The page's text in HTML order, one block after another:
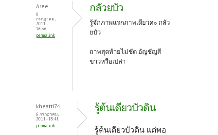
Aree
6
กรกฎาคม,
2011 -
16:36
permalink
กลัวยบัว
รู้จักภาพแรกภาพเดียวค่ะ กลัว
ยบัว
ถาพสุดท้ายไม่ชัด อัญชัญสี
ขาวหรือเปล่า
kheatti74
6 กรกฎาคม,
2011 - 18:41
permalink
รู้ต้นเดียวบัวดิน
รู้ต้นเดียวบัวดิน แต่พอ